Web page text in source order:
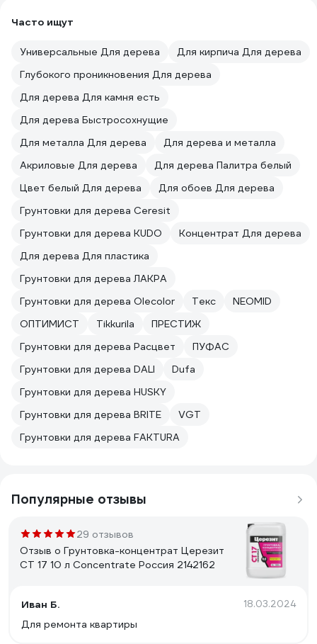
Часто ищут
Универсальные Для дерева
Для кирпича Для дерева
Глубокого проникновения Для дерева
Для дерева Для камня есть
Для дерева Быстросохнущие
Для металла Для дерева
Для дерева и металла
Акриловые Для дерева
Для дерева Палитра белый
Цвет белый Для дерева
Для обоев Для дерева
Грунтовки для дерева Ceresit
Грунтовки для дерева KUDO
Концентрат Для дерева
Для дерева Для пластика
Грунтовки для дерева ЛАКРА
Грунтовки для дерева Olecolor
Текс
NEOMID
ОПТИМИСТ
Tikkurila
ПРЕСТИЖ
Грунтовки для дерева Расцвет
ПУФАС
Грунтовки для дерева DALI
Dufa
Грунтовки для дерева HUSKY
Грунтовки для дерева BRITE
VGT
Грунтовки для дерева FAKTURA
Популярные отзывы
29 отзывов
Отзыв о Грунтовка-концентрат Церезит
CT 17 10 л Concentrate Россия 2142162
Иван Б. 18.03.2024
Для ремонта квартиры